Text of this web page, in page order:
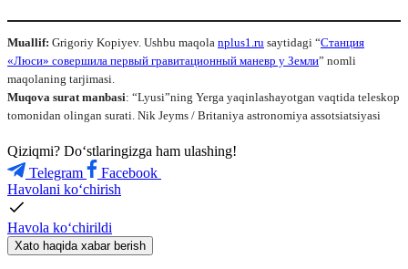
Muallif: Grigoriy Kopiyev. Ushbu maqola nplus1.ru saytidagi “Станция
«Люси» совершила первый гравитационный маневр у Земли” nomli
maqolaning tarjimasi.
Muqova surat manbasi: “Lyusi”ning Yerga yaqinlashayotgan vaqtida teleskop
tomonidan olingan surati. Nik Jeyms / Britaniya astronomiya assotsiatsiyasi
Qiziqmi? Doʻstlaringizga ham ulashing!
Telegram
Facebook
Havolani ko‘chirish
Havola ko‘chirildi
Xato haqida xabar berish